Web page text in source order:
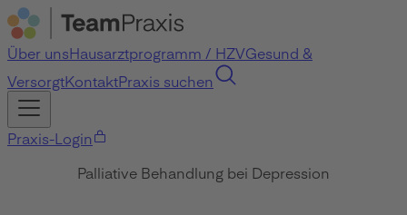
Über unsHausarztprogramm / HZVGesund &
VersorgtKontaktPraxis suchen
Praxis-Login
Palliative Behandlung bei Depression